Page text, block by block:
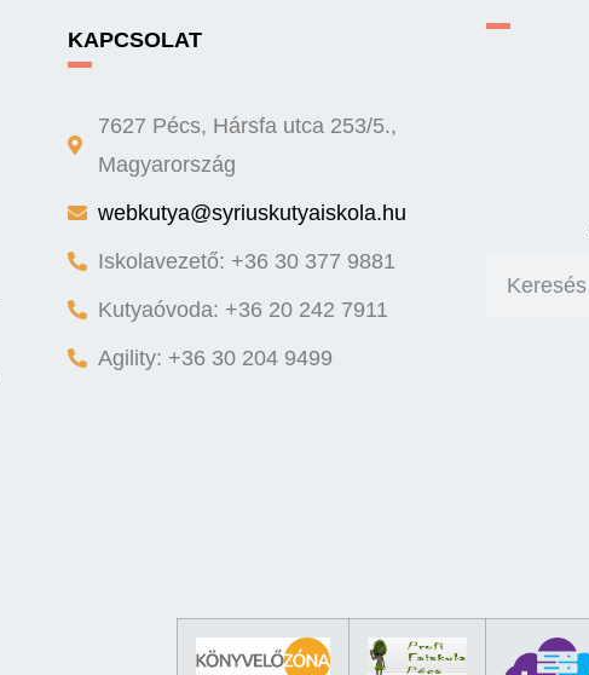
KAPCSOLAT
7627 Pécs, Hársfa utca 253/5.,
Magyarország
webkutya@syriuskutyaiskola.hu
Iskolavezető: +36 30 377 9881
Kutyaóvoda: +36 20 242 7911
Agility: +36 30 204 9499